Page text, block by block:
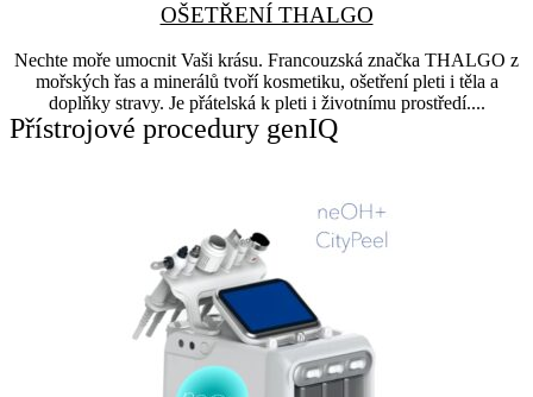
OŠETŘENÍ THALGO
Nechte moře umocnit Vaši krásu. Francouzská značka THALGO z
mořských řas a minerálů tvoří kosmetiku, ošetření pleti i těla a
doplňky stravy. Je přátelská k pleti i životnímu prostředí....
Přístrojové procedury genIQ